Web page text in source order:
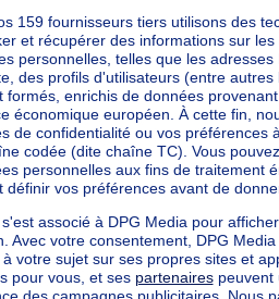
possibilité